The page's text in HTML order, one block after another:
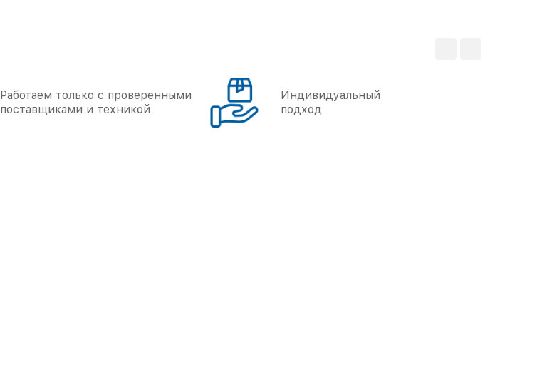
Работаем только с проверенными
поставщиками и техникой
Индивидуальный
подход